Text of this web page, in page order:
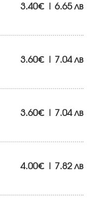
3.40€ | 6.65 лв
3.60€ | 7.04 лв
3.60€ | 7.04 лв
4.00€ | 7.82 лв